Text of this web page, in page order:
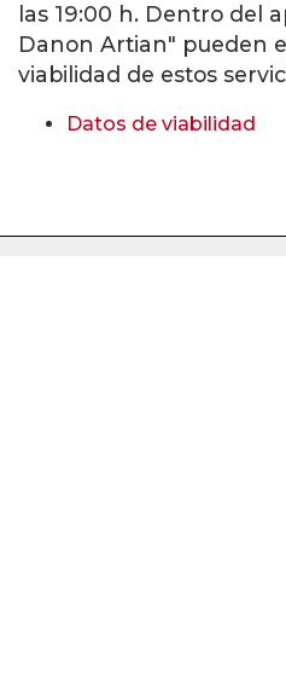
las 19:00 h. Dentro del
Danon Artian" pueden
viabilidad de estos
Datos de viabilidad